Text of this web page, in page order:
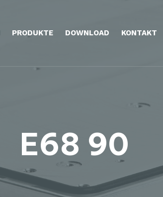
PRODUKTE DOWNLOAD KONTAKT
E68 90